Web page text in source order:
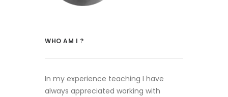
WHO AM I ?
In my experience teaching I have
always appreciated working with